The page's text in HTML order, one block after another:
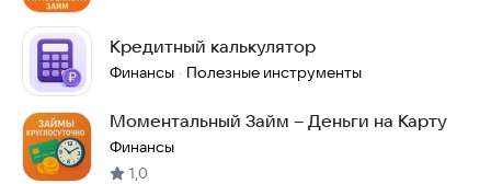
Кредитный калькулятор
Финансы · Полезные инструменты
Моментальный Займ – Деньги на Карту
Финансы
1,0